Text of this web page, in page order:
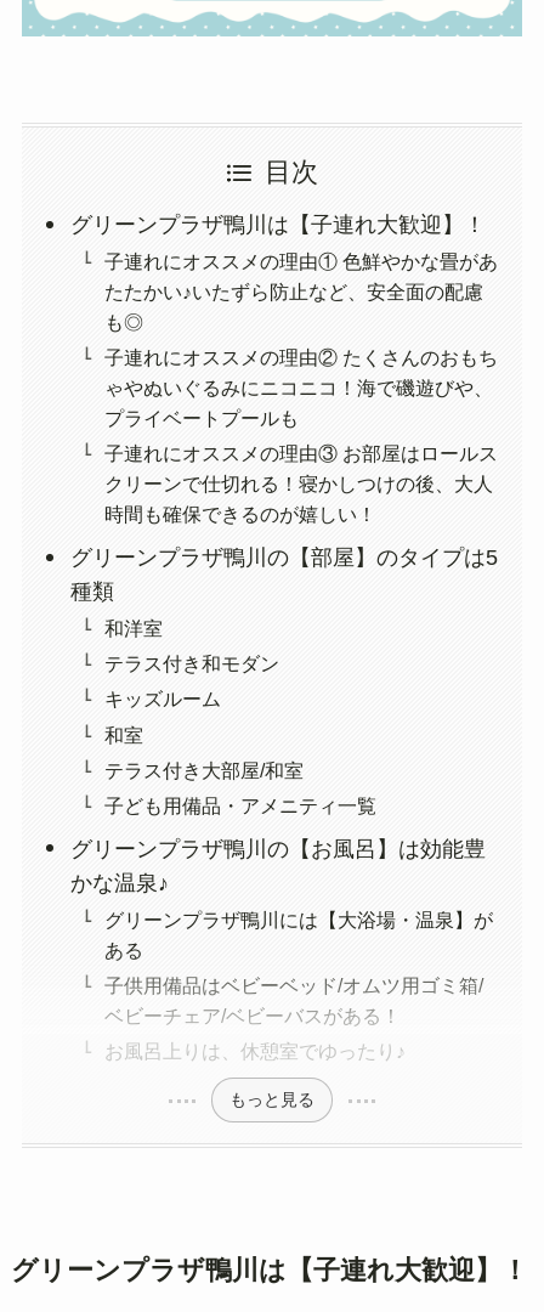
目次
グリーンプラザ鴨川は【子連れ大歓迎】！
子連れにオススメの理由① 色鮮やかな畳があ
たたかい♪いたずら防止など、安全面の配慮
も◎
子連れにオススメの理由② たくさんのおもち
ゃやぬいぐるみにニコニコ！海で磯遊びや、
プライベートプールも
子連れにオススメの理由③ お部屋はロールス
クリーンで仕切れる！寝かしつけの後、大人
時間も確保できるのが嬉しい！
グリーンプラザ鴨川の【部屋】のタイプは5
種類
和洋室
テラス付き和モダン
キッズルーム
和室
テラス付き大部屋/和室
子ども用備品・アメニティ一覧
グリーンプラザ鴨川の【お風呂】は効能豊
かな温泉♪
グリーンプラザ鴨川には【大浴場・温泉】が
ある
子供用備品はベビーベッド/オムツ用ゴミ箱/
ベビーチェア/ベビーバスがある！
お風呂上りは、休憩室でゆったり♪
もっと見る
グリーンプラザ鴨川は【子連れ大歓迎】！